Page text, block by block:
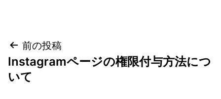
投
稿
前の投稿
Instagramページの権限付与方法につ
いて